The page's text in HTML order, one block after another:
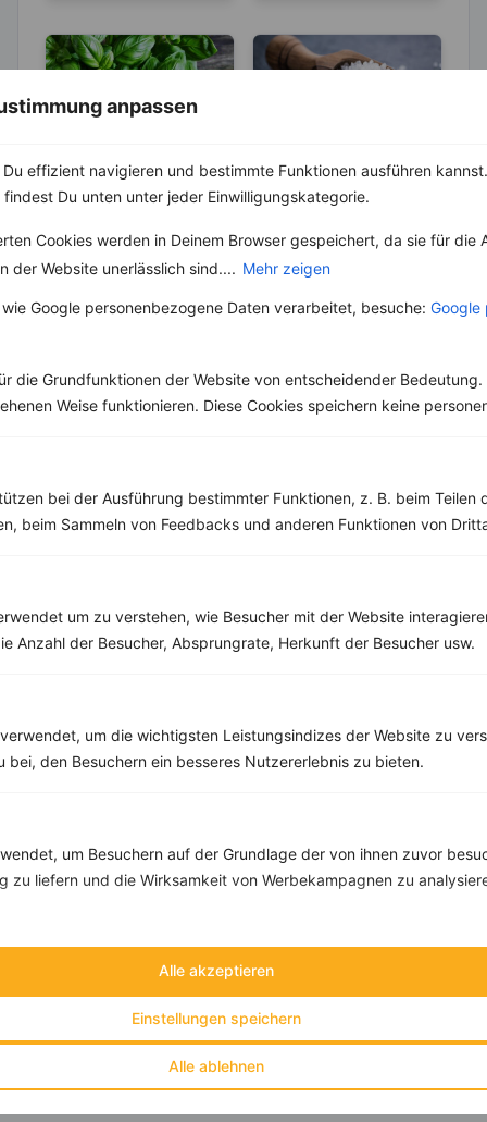
anpassen
effizient navigieren und bestimmte Funktionen ausführen
Du unten unter jeder Einwilligungskategorie.
Cookies werden in Deinem Browser gespeichert, da sie für die
der Website unerlässlich sind.... Mehr zeigen
Google personenbezogene Daten verarbeitet, besuche: Google
die Grundfunktionen der Website von entscheidender Bedeutung.
Weise funktionieren. Diese Cookies speichern keine
bei der Ausführung bestimmter Funktionen, z. B. beim Teilen
beim Sammeln von Feedbacks und anderen Funktionen von
um zu verstehen, wie Besucher mit der Website
Anzahl der Besucher, Absprungrate, Herkunft der Besucher usw.
um die wichtigsten Leistungsindizes der Website zu
bei, den Besuchern ein besseres Nutzererlebnis zu bieten.
um Besuchern auf der Grundlage der von ihnen zuvor
zu liefern und die Wirksamkeit von Werbekampagnen zu
Alle ablehnen
Einstellungen speichern
Alle akzeptieren
KRÄUTER & GEWÜRZE
Basilikum – Es
gibt über 60
verschiedene
Der Geschmack und
als Erstes an Italien.
ABNEHMEN
KRÄUTER & GEWÜRZE
Salz – Die
Abnehmbremse
lebenswichtiger Stoff
denken. Der...
Weitere Vegetarische Rezepte
‹ ›
Kalorien:511 kcal
Rezepte
Kalorien:440 kcal
9 g
Kohlehydrate: